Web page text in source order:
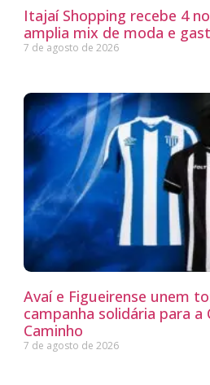
Itajaí Shopping recebe 4
amplia mix de moda e
7 de agosto de 2026
Avaí e Figueirense unem
campanha solidária para a
Caminho
7 de agosto de 2026